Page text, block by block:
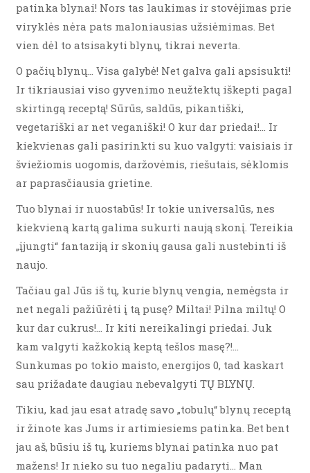
patinka blynai! Nors tas laukimas ir stovėjimas prie
viryklės nėra pats maloniausias užsiėmimas. Bet
vien dėl to atsisakyti blynų, tikrai neverta.
O pačių blynų… Visa galybė! Net galva gali apsisukti!
Ir tikriausiai viso gyvenimo neužtektų iškepti pagal
skirtingą receptą! Sūrūs, saldūs, pikantiški,
vegetariški ar net veganiški! O kur dar priedai!… Ir
kiekvienas gali pasirinkti su kuo valgyti: vaisiais ir
šviežiomis uogomis, daržovėmis, riešutais, sėklomis
ar paprasčiausia grietine.
Tuo blynai ir nuostabūs! Ir tokie universalūs, nes
kiekvieną kartą galima sukurti naują skonį. Tereikia
„įjungti“ fantaziją ir skonių gausa gali nustebinti iš
naujo.
Tačiau gal Jūs iš tų, kurie blynų vengia, nemėgsta ir
net negali pažiūrėti į tą pusę? Miltai! Pilna miltų! O
kur dar cukrus!… Ir kiti nereikalingi priedai. Juk
kam valgyti kažkokią keptą tešlos masę?!…
Sunkumas po tokio maisto, energijos 0, tad kaskart
sau prižadate daugiau nebevalgyti TŲ BLYNŲ.
Tikiu, kad jau esat atradę savo „tobulų“ blynų receptą
ir žinote kas Jums ir artimiesiems patinka. Bet bent
jau aš, būsiu iš tų, kuriems blynai patinka nuo pat
mažens! Ir nieko su tuo negaliu padaryti… Man